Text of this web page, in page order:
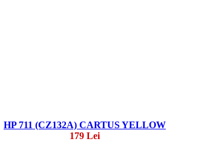
HP 711 (CZ132A) CARTUS YELLOW
179 Lei